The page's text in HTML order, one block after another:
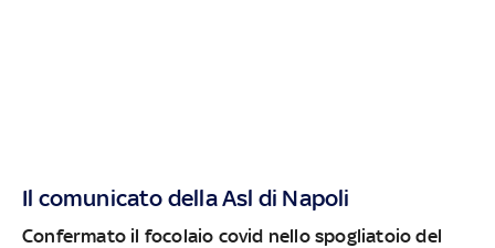
Il comunicato della Asl di Napoli
Confermato il focolaio covid nello spogliatoio del